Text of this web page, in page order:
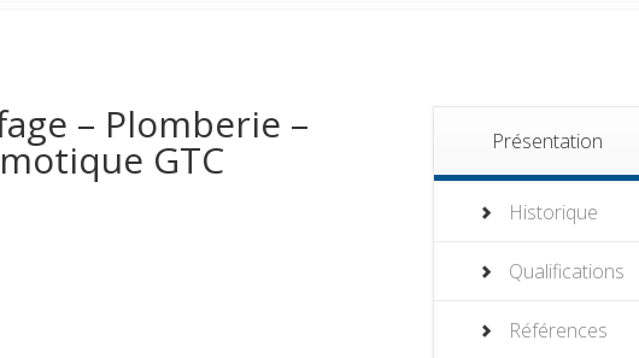
– Plomberie –
GTC Présentation
Historique
Qualifications
Références